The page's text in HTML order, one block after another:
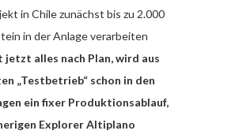
in Chile zunächst bis zu 2.000
in der Anlage verarbeiten
jetzt alles nach Plan, wird aus
„Testbetrieb“ schon in den
ein fixer Produktionsablauf,
Explorer Altiplano